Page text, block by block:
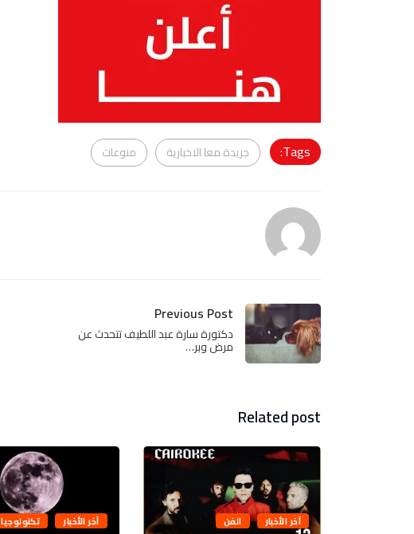
Tags: جريدة معا الاخبارية منوعات
Previous Post
دكتورة سارة عبد اللطيف تتحدث عن
مرض وبر…
Related post
آخر الأخبار الفن آخر الأخبار تكنولوجيا